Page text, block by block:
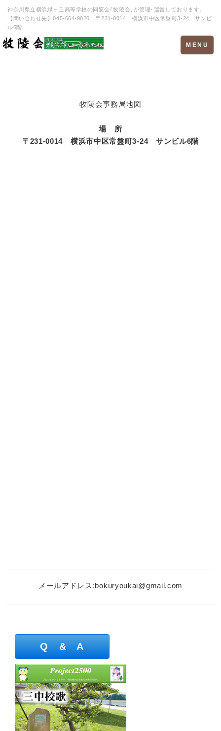
神奈川県立横浜緑ヶ丘高等学校の同窓会｢牧陵会｣が管理･運営しております。
【問い合わせ先】045-664-9020 〒231-0014 横浜市中区常盤町3-24 サンビ
ル6階
Toggle
navigation
MENU
牧陵会事務局地図
場 所
〒231-0014
横浜市中区常盤町3-24 サンビル6階
メールアドレス:bokuryoukai@gmail.com
Q & A